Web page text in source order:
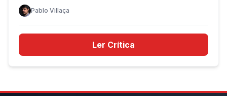
Pablo Villaça
Ler Crítica